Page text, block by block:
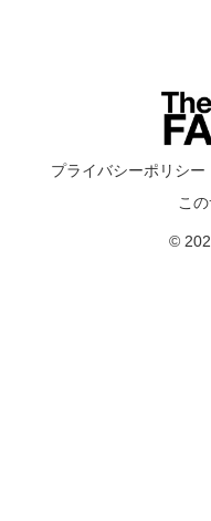
プライバシーポリシー
こ
©